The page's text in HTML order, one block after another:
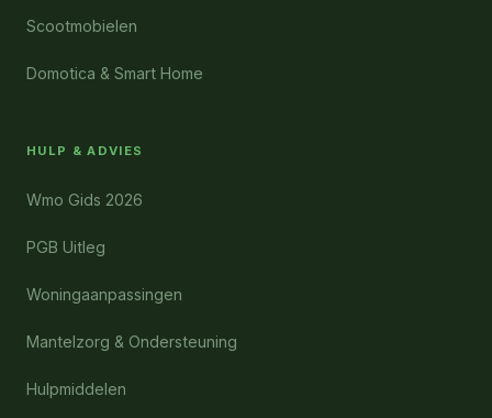
Scootmobielen
Domotica & Smart Home
HULP & ADVIES
Wmo Gids 2026
PGB Uitleg
Woningaanpassingen
Mantelzorg & Ondersteuning
Hulpmiddelen